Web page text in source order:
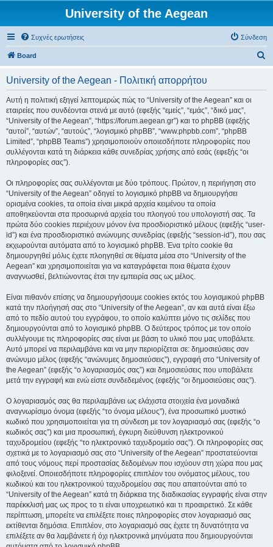
University of the Aegean
Συχνές ερωτήσεις Σύνδεση
Board
University of the Aegean - Πολιτική απορρήτου
Αυτή η πολιτική εξηγεί λεπτομερώς πώς το “University of the Aegean” και οι
εταιρείες που συνδέονται στενά με αυτό (εφεξής “εμείς”, “εμάς”, “δικό μας”,
“University of the Aegean”, “https://forum.aegean.gr”) και το phpBB (εφεξής
“αυτοί”, “αυτών”, “αυτούς”, “λογισμικό phpBB”, “www.phpbb.com”, “phpBB
Limited”, “phpBB Teams”) χρησιμοποιούν οποιεσδήποτε πληροφορίες που
συλλέγονται κατά τη διάρκεια κάθε συνεδρίας χρήσης από εσάς (εφεξής “οι
πληροφορίες σας”).
Οι πληροφορίες σας συλλέγονται με δύο τρόπους. Πρώτον, η περιήγηση στο
“University of the Aegean” οδηγεί το λογισμικό phpBB να δημιουργήσει
ορισμένα cookies, τα οποία είναι μικρά αρχεία κειμένου τα οποία
αποθηκεύονται στα προσωρινά αρχεία του πλοηγού του υπολογιστή σας. Τα
πρώτα δύο cookies περιέχουν μόνον ένα προσδιοριστικό μέλους (εφεξής “user-
id”) και ένα προσδιοριστικό ανώνυμης συνεδρίας (εφεξής “session-id”), που σας
εκχωρούνται αυτόματα από το λογισμικό phpBB. Ένα τρίτο cookie θα
δημιουργηθεί μόλις έχετε πλοηγηθεί σε θέματα μέσα στο “University of the
Aegean” και χρησιμοποιείται για να καταγράφεται ποια θέματα έχουν
αναγνωσθεί, βελτιώνοντας έτσι την εμπειρία σας ως μέλος.
Είναι πιθανόν επίσης να δημιουργήσουμε cookies εκτός του λογισμικού phpBB
κατά την πλοήγησή σας στο “University of the Aegean”, αν και αυτά είναι έξω
από το πεδίο αυτού του εγγράφου, το οποίο καλύπτει μόνο τις σελίδες που
δημιουργούνται από το λογισμικό phpBB. Ο δεύτερος τρόπος με τον οποίο
συλλέγουμε τις πληροφορίες σας είναι με βάση το υλικό που μας υποβάλετε.
Αυτό μπορεί να περιλαμβάνει και να μην περιορίζεται σε: δημοσιεύσεις σαν
ανώνυμο μέλος (εφεξής “ανώνυμες δημοσιεύσεις”), εγγραφή στο “University of
the Aegean” (εφεξής “ο λογαριασμός σας”) και δημοσιεύσεις που υποβάλετε
μετά την εγγραφή και ενώ είστε συνδεδεμένος (εφεξής “οι δημοσιεύσεις σας”).
Ο λογαριασμός σας θα περιλαμβάνει ως ελάχιστα στοιχεία ένα μοναδικά
αναγνωρίσιμο όνομα (εφεξής “το όνομα μέλους”), ένα προσωπικό μυστικό
κωδικό που χρησιμοποιείται για τη σύνδεση με τον λογαριασμό σας (εφεξής “ο
κωδικός σας”) και μια προσωπική, έγκυρη διεύθυνση ηλεκτρονικού
ταχυδρομείου (εφεξής “το ηλεκτρονικό ταχυδρομείο σας”). Οι πληροφορίες σας
σχετικά με το λογαριασμό σας στο “University of the Aegean” προστατεύονται
από τους νόμους περί προστασίας δεδομένων που ισχύουν στη χώρα που μας
φιλοξενεί. Οποιεσδήποτε πληροφορίες επιπλέον του ονόματος μέλους, του
κωδικού και του ηλεκτρονικού ταχυδρομείου σας που απαιτούνται από το
“University of the Aegean” κατά τη διάρκεια της διαδικασίας εγγραφής είναι στην
παρέκκλισή μας ως προς το τι είναι υποχρεωτικό και τι προαιρετικό. Σε κάθε
περίπτωση, μπορείτε να επιλέξετε ποιες πληροφορίες στον λογαριασμό σας
εκτίθενται δημόσια. Επιπλέον, στο λογαριασμό σας έχετε τη δυνατότητα να
επιλέξετε αν θα λαμβάνετε ή όχι ηλεκτρονικά μηνύματα που δημιουργούνται